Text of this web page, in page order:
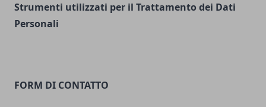
Strumenti utilizzati per il Trattamento dei Dati
Personali
FORM DI CONTATTO